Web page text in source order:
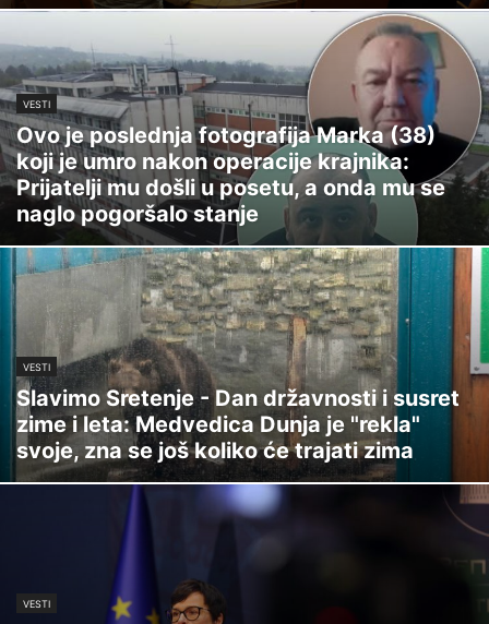
VESTI
Ovo je poslednja fotografija Marka (38)
koji je umro nakon operacije krajnika:
Prijatelji mu došli u posetu, a onda mu se
naglo pogoršalo stanje
VESTI
Slavimo Sretenje - Dan državnosti i susret
zime i leta: Medvedica Dunja je "rekla"
svoje, zna se još koliko će trajati zima
VESTI